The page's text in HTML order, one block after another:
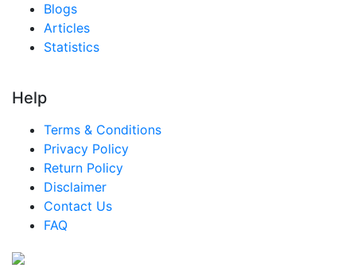
アラブ首長国連邦 都市農業市場
サウジアラビア 都市農業市場
ナイジェリア 都市農業市場
トルコ 都市農業市場
中南米 都市農業市場
ブラジル 都市農業市場
Blogs
Articles
Statistics
Help
Terms & Conditions
Privacy Policy
Return Policy
Disclaimer
Contact Us
FAQ